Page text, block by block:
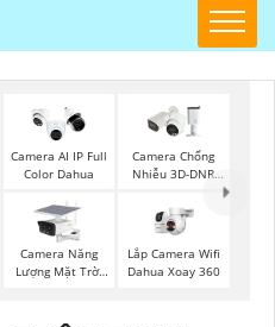
Camera AI IP Full
Color Dahua
Camera Chống
Nhiễu 3D-DNR
Camera Năng
Lượng Mặt Trời
Lắp Camera Wifi
Dahua Xoay 360